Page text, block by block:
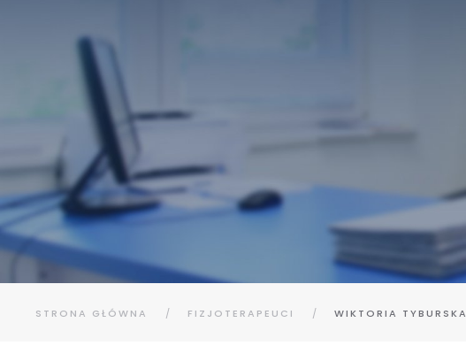
STRONA GŁÓWNA FIZJOTERAPEUCI WIKTORIA TYBURSKA